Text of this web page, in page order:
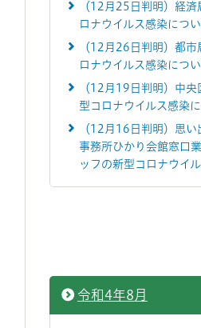
（12月25日判明）経済
ロナウイルス感染につ
（12月26日判明）都市
ロナウイルス感染につ
（12月19日判明）中
型コロナウイルス感染
（12月16日判明）思い
事務所ひかり会館窓口
ッフの新型コロナウイ
令和4年8月